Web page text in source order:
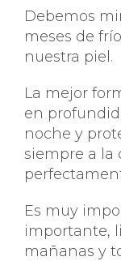
Debemos
meses de
nuestra piel.
La mejor
en
noche y
siempre a la
Es muy
importante,
mañanas y